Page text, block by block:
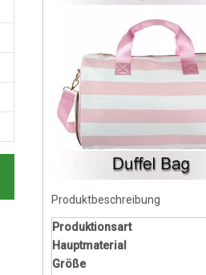
Produktbeschreibung
Produktionsart
Hauptmaterial
Größe